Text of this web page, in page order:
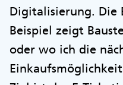
Digitalisierung. Die
Beispiel zeigt
oder wo ich die